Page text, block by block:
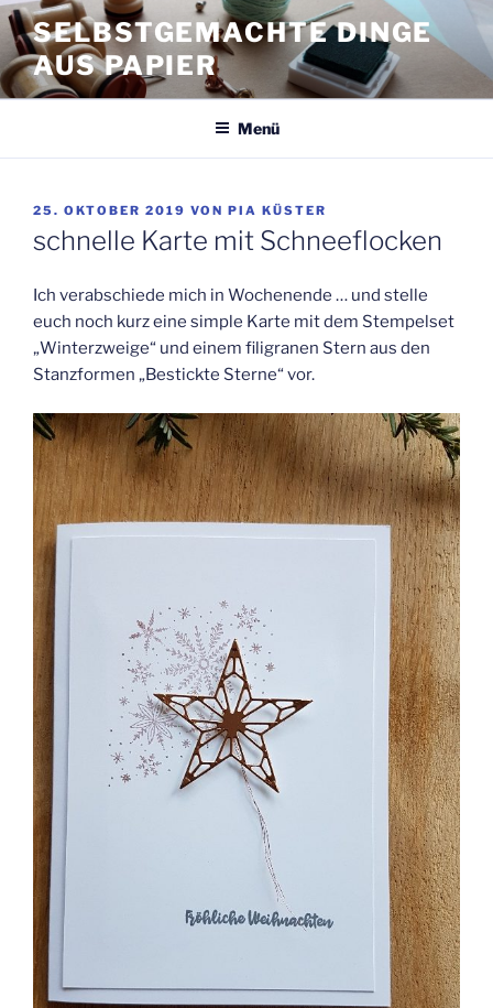
Zum
Inhalt
springen
SELBSTGEMACHTE DINGE
AUS PAPIER
Menü
VERÖFFENTLICHT
25. OKTOBER 2019 VON PIA KÜSTER
schnelle Karte mit Schneeflocken
Ich verabschiede mich in Wochenende … und stelle
euch noch kurz eine simple Karte mit dem Stempelset
„Winterzweige“ und einem filigranen Stern aus den
Stanzformen „Bestickte Sterne“ vor.